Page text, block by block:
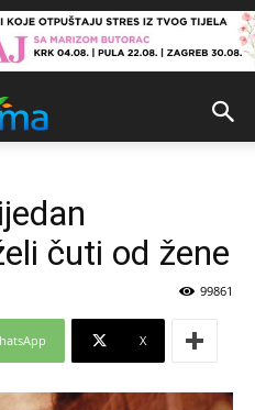
čuti od žene
99861
X